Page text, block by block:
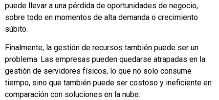
puede llevar a una pérdida de oportunidades de negocio,
sobre todo en momentos de alta demanda o crecimiento
súbito.
Finalmente, la gestión de recursos también puede ser un
problema. Las empresas pueden quedarse atrapadas en la
gestión de servidores físicos, lo que no solo consume
tiempo, sino que también puede ser costoso y ineficiente en
comparación con soluciones en la nube.